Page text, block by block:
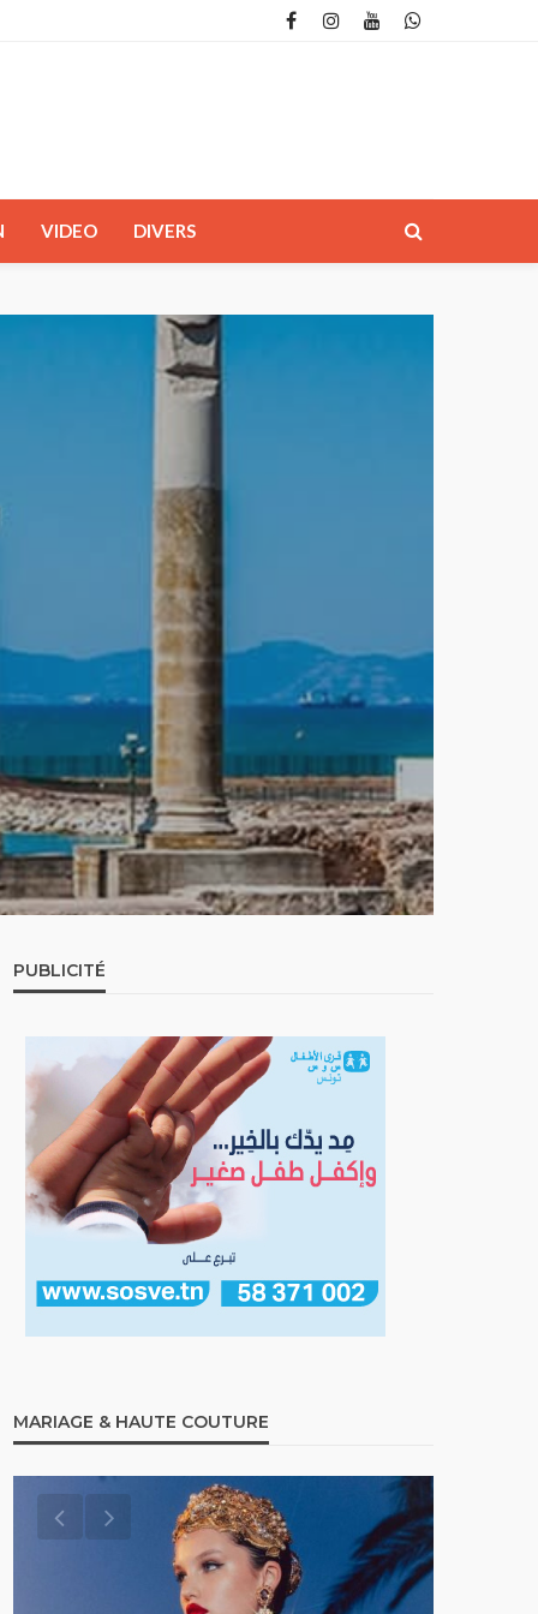
VIDEO DIVERS
PUBLICITÉ
MARIAGE & HAUTE COUTURE